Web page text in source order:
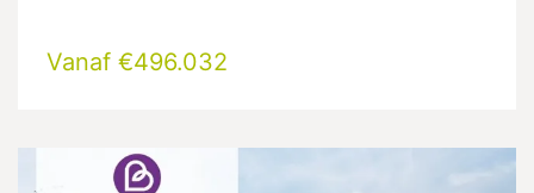
Vanaf €496.032